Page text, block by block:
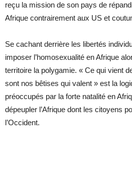
reçu la mission de son pays de
Afrique contrairement aux US et
Se cachant derrière les libertés
imposer l’homosexualité en Afrique
territoire la polygamie. « Ce qui vient
sont nos bêtises qui valent » est la
préoccupés par la forte natalité en
dépeupler l’Afrique dont les citoyens
l’Occident.